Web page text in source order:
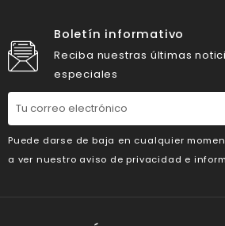
Boletín informativo
Reciba nuestras últimas
especiales
Puede darse de baja en cualquier
a ver nuestro aviso de privacidad e